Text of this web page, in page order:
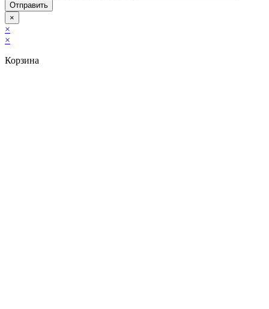
Отправить
×
×
×
Корзина